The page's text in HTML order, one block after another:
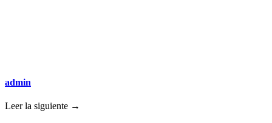
admin
Leer la siguiente →